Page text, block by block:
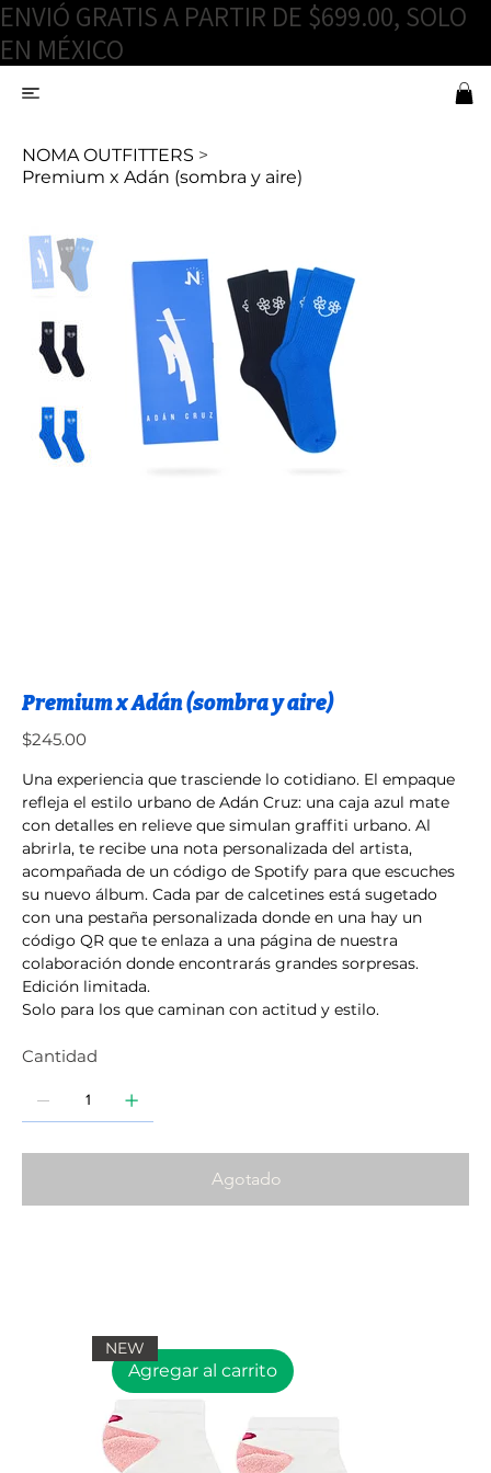
ENVIÓ GRATIS A PARTIR DE $699.00, SOLO
EN MÉXICO
NOMA OUTFITTERS >
Premium x Adán (sombra y aire)
Premium x Adán (sombra y aire)
Precio
$245.00
Una experiencia que trasciende lo cotidiano. El empaque
refleja el estilo urbano de Adán Cruz: una caja azul mate
con detalles en relieve que simulan graffiti urbano. Al
abrirla, te recibe una nota personalizada del artista,
acompañada de un código de Spotify para que escuches
su nuevo álbum. Cada par de calcetines está sugetado
con una pestaña personalizada donde en una hay un
código QR que te enlaza a una página de nuestra
colaboración donde encontrarás grandes sorpresas.
Edición limitada.
Solo para los que caminan con actitud y estilo.
Cantidad
Agotado
Agregar al carrito
NEW